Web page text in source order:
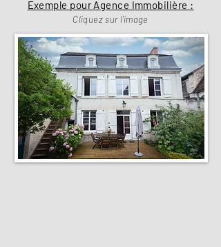
Exemple pour Agence Immobilière :
Cliquez sur l'image